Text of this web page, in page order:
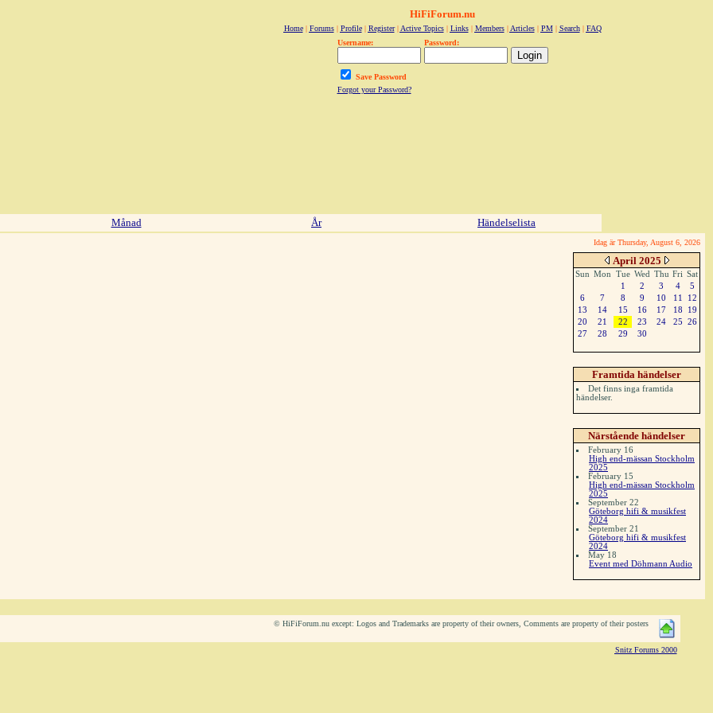
HiFiForum.nu
Home| Forums| Profile| Register| Active Topics| Links| Members| Articles| PM| Search| FAQ
Username:
Password:
Save Password
Forgot your Password?
Månad År Händelselista
Idag är Thursday, August 6, 2026
April 2025
Sun Mon Tue Wed Thu Fri Sat
1
2 3 4
5
6
7 8 9 10 11
12
13
14 15 16 17 18
19
20
21 22 23 24 25 26
27
28 29 30
Framtida händelser
Det finns inga framtida
händelser.
Närstående händelser
February 16
High end-mässan Stockholm
2025
February 15
High end-mässan Stockholm
2025
September 22
Göteborg hifi & musikfest
2024
September 21
Göteborg hifi & musikfest
2024
May 18
Event med Döhmann Audio
© HiFiForum.nu except: Logos and Trademarks are property of their owners, Comments are property of their posters
Snitz Forums 2000